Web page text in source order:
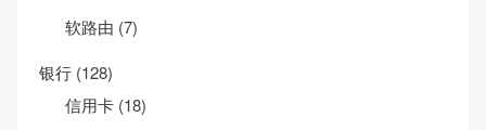
软路由 (7)
银行 (128)
信用卡 (18)